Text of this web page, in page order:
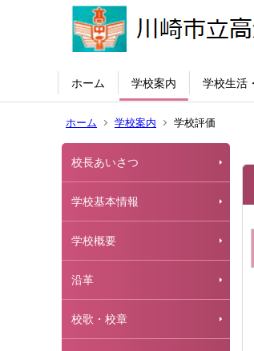
ホーム 学校案内 学校生活
ホーム 学校案内 学校評価
校長あいさつ
学校基本情報
学校概要
沿革
校歌・校章